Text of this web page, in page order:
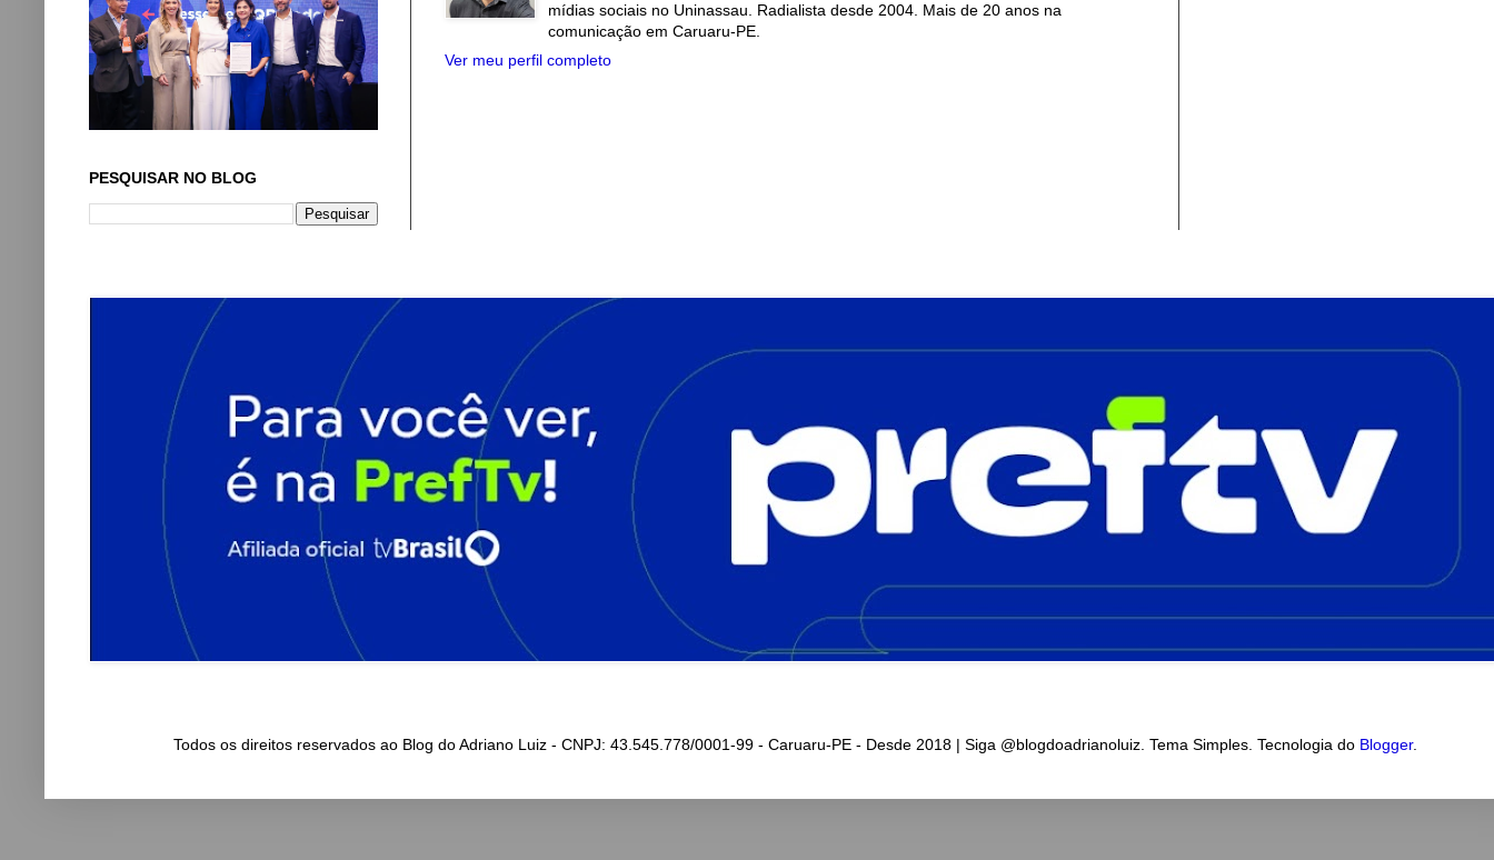
mídias sociais no Uninassau. Radialista desde 2004. Mais de 20 anos na
comunicação em Caruaru-PE.
Ver meu perfil completo
PESQUISAR NO BLOG
Todos os direitos reservados ao Blog do Adriano Luiz - CNPJ: 43.545.778/0001-99 - Caruaru-PE - Desde 2018 | Siga @blogdoadrianoluiz. Tema Simples. Tecnologia do Blogger.